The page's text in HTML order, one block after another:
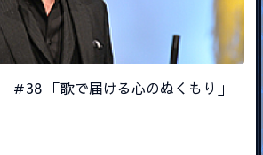
38 「歌で届ける心のぬくもり」